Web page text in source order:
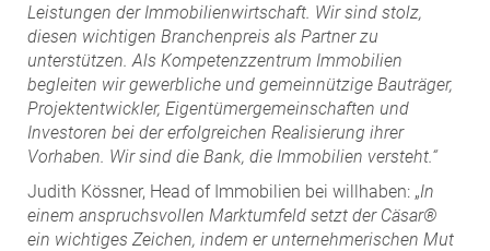
Leistungen der Immobilienwirtschaft. Wir sind stolz,
diesen wichtigen Branchenpreis als Partner zu
unterstützen. Als Kompetenzzentrum Immobilien
begleiten wir gewerbliche und gemeinnützige Bauträger,
Projektentwickler, Eigentümergemeinschaften und
Investoren bei der erfolgreichen Realisierung ihrer
Vorhaben. Wir sind die Bank, die Immobilien versteht.“
Judith Kössner, Head of Immobilien bei willhaben: „In
einem anspruchsvollen Marktumfeld setzt der Cäsar®
ein wichtiges Zeichen, indem er unternehmerischen Mut